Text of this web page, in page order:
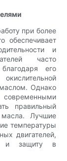
при более
обеспечивает
и
часто
его
Однако
правильный
масла. Лучшие
температуры
двигателей,
и защиту в